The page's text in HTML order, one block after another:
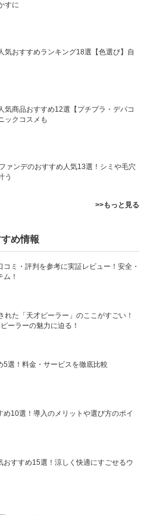
すに
気おすすめランキング18選【色選び】自
気商品おすすめ12選【プチプラ・デパコ
ックコスメも
ァンデのおすすめ人気13選！シミや毛穴
う
>>もっと見る
め情報
コミ・評判を参考に実証レビュー！安全・
！
れた「天才ピーラー」のここがすごい！
ーラーの魅力に迫る！
5選！料金・サービスを徹底比較
め10選！導入のメリットや選び方のポイ
おすすめ15選！涼しく快適にすごせるウ